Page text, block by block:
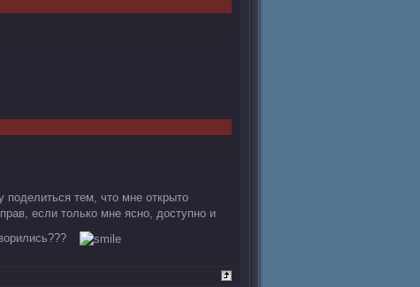
тем, что мне открыто
если только мне ясно, доступно и